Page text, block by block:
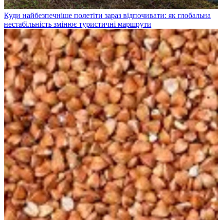
Куди найбезпечніше полетіти зараз відпочивати: як глобальна
нестабільність змінює туристичні маршрути